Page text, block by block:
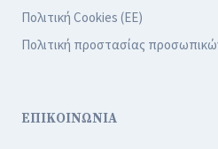
Πολιτική Cookies (ΕΕ)
Πολιτική προστασίας
ΕΠΙΚΟΙΝΩΝΙΑ